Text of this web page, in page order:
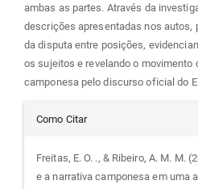
ambas as partes. Através da
descrições apresentadas nos autos,
da disputa entre posições,
os sujeitos e revelando o movimento
camponesa pelo discurso oficial do
Detalhes
do
Como Citar
Freitas, E. O. ., & Ribeiro, A. M. M.
e a narrativa camponesa em uma